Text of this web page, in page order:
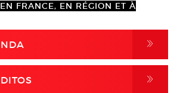
EN FRANCE, EN RÉGION ET À
,
,